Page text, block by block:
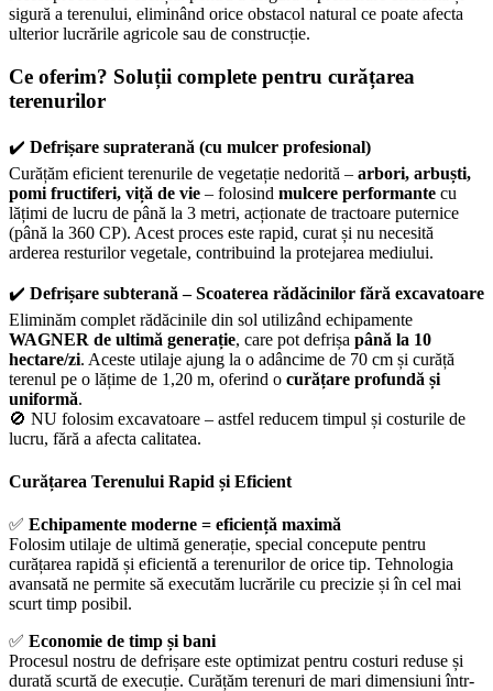
sigură a terenului, eliminând orice obstacol natural ce poate afecta
ulterior lucrările agricole sau de construcție.
Ce oferim? Soluții complete pentru curățarea
terenurilor
✔️ Defrișare supraterană (cu mulcer profesional)
Curățăm eficient terenurile de vegetație nedorită – arbori, arbuști,
pomi fructiferi, viță de vie – folosind mulcere performante cu
lățimi de lucru de până la 3 metri, acționate de tractoare puternice
(până la 360 CP). Acest proces este rapid, curat și nu necesită
arderea resturilor vegetale, contribuind la protejarea mediului.
✔️ Defrișare subterană – Scoaterea rădăcinilor fără excavatoare
Eliminăm complet rădăcinile din sol utilizând echipamente
WAGNER de ultimă generație, care pot defrișa până la 10
hectare/zi. Aceste utilaje ajung la o adâncime de 70 cm și curăță
terenul pe o lățime de 1,20 m, oferind o curățare profundă și
uniformă.
🚫 NU folosim excavatoare – astfel reducem timpul și costurile de
lucru, fără a afecta calitatea.
Curățarea Terenului Rapid și Eficient
✅ Echipamente moderne = eficiență maximă
Folosim utilaje de ultimă generație, special concepute pentru
curățarea rapidă și eficientă a terenurilor de orice tip. Tehnologia
avansată ne permite să executăm lucrările cu precizie și în cel mai
scurt timp posibil.
✅ Economie de timp și bani
Procesul nostru de defrișare este optimizat pentru costuri reduse și
durată scurtă de execuție. Curățăm terenuri de mari dimensiuni într-